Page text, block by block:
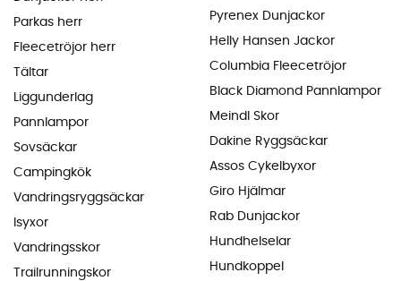
Parkas herr
Fleecetröjor herr
Tältar
Liggunderlag
Pannlampor
Sovsäckar
Campingkök
Vandringsryggsäckar
Isyxor
Vandringsskor
Trailrunningskor
Pyrenex Dunjackor
Helly Hansen Jackor
Columbia Fleecetröjor
Black Diamond Pannlampor
Meindl Skor
Dakine Ryggsäckar
Assos Cykelbyxor
Giro Hjälmar
Rab Dunjackor
Hundhelselar
Hundkoppel